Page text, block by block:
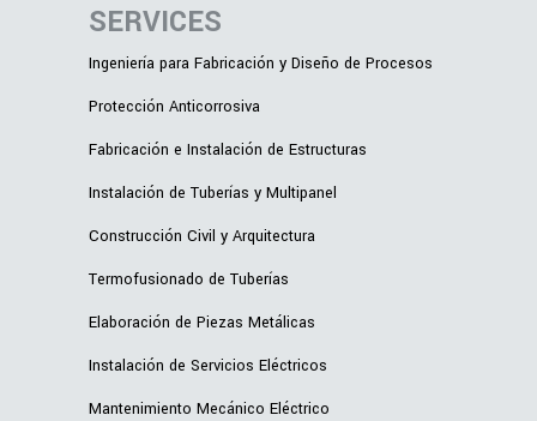
SERVICES
Ingeniería para Fabricación y Diseño de Procesos
Protección Anticorrosiva
Fabricación e Instalación de Estructuras
Instalación de Tuberías y Multipanel
Construcción Civil y Arquitectura
Termofusionado de Tuberías
Elaboración de Piezas Metálicas
Instalación de Servicios Eléctricos
Mantenimiento Mecánico Eléctrico